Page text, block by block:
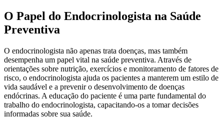
O Papel do Endocrinologista na Saúde
Preventiva
O endocrinologista não apenas trata doenças, mas também
desempenha um papel vital na saúde preventiva. Através de
orientações sobre nutrição, exercícios e monitoramento de fatores de
risco, o endocrinologista ajuda os pacientes a manterem um estilo de
vida saudável e a prevenir o desenvolvimento de doenças
endócrinas. A educação do paciente é uma parte fundamental do
trabalho do endocrinologista, capacitando-os a tomar decisões
informadas sobre sua saúde.